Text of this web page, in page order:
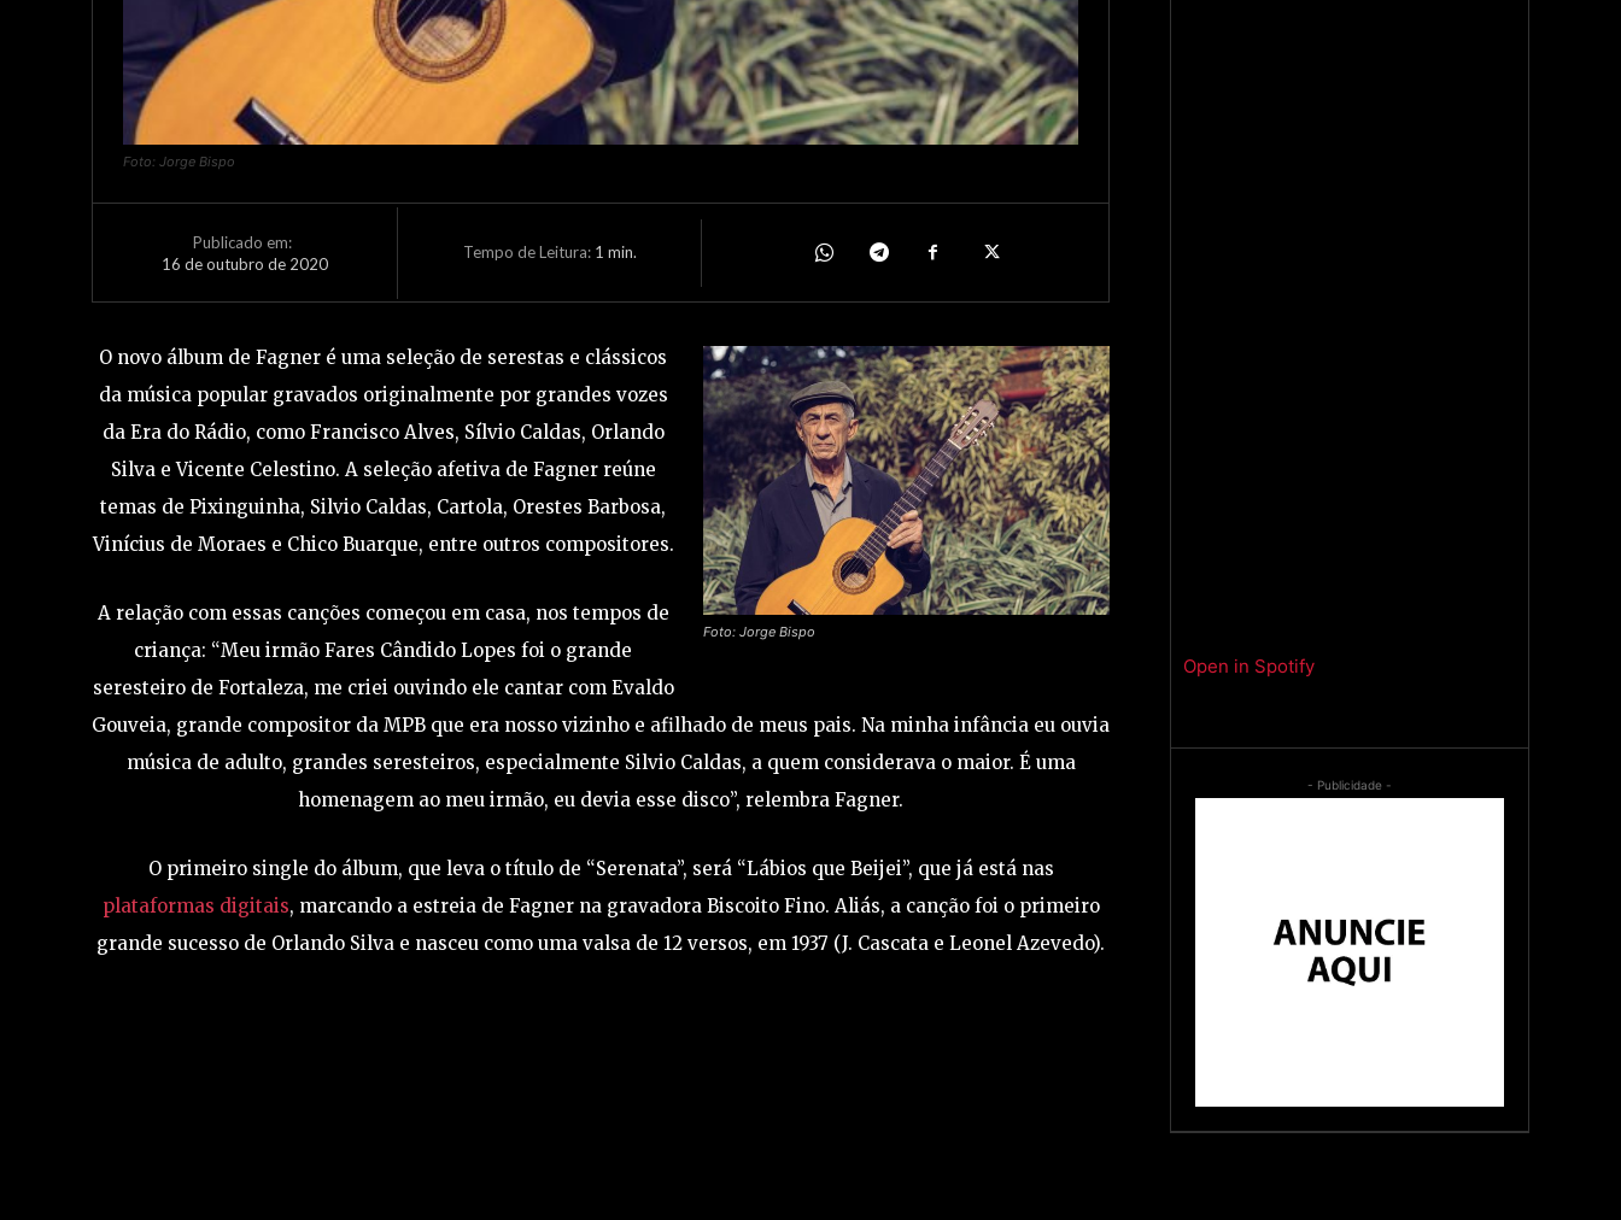
Foto: Jorge Bispo
Publicado em:
16 de outubro de 2020
Tempo de Leitura: 1 min.
Foto: Jorge Bispo
O novo álbum de Fagner é uma seleção de serestas e clássicos
da música popular gravados originalmente por grandes vozes
da Era do Rádio, como Francisco Alves, Sílvio Caldas, Orlando
Silva e Vicente Celestino. A seleção afetiva de Fagner reúne
temas de Pixinguinha, Silvio Caldas, Cartola, Orestes Barbosa,
Vinícius de Moraes e Chico Buarque, entre outros compositores.
A relação com essas canções começou em casa, nos tempos de
criança: “Meu irmão Fares Cândido Lopes foi o grande
seresteiro de Fortaleza, me criei ouvindo ele cantar com Evaldo
Gouveia, grande compositor da MPB que era nosso vizinho e afilhado de meus pais. Na minha infância eu ouvia
música de adulto, grandes seresteiros, especialmente Silvio Caldas, a quem considerava o maior. É uma
homenagem ao meu irmão, eu devia esse disco”, relembra Fagner.
O primeiro single do álbum, que leva o título de “Serenata”, será “Lábios que Beijei”, que já está nas
plataformas digitais, marcando a estreia de Fagner na gravadora Biscoito Fino. Aliás, a canção foi o primeiro
grande sucesso de Orlando Silva e nasceu como uma valsa de 12 versos, em 1937 (J. Cascata e Leonel Azevedo).
Open in Spotify
- Publicidade -